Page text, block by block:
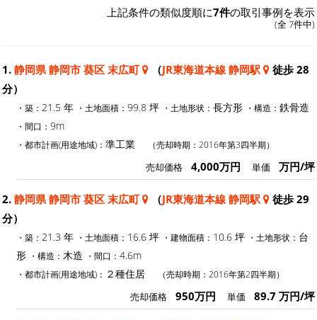
上記条件の類似度順に7件の取引事例を表示
(全 7件中)
1. 静岡県 静岡市 葵区 末広町 （JR東海道本線 静岡駅
徒歩 28
分）
・築： 21.5 年 ・土地面積： 99.8 坪 ・土地形状： 長方形 ・構造： 鉄骨造
・間口： 9m
・都市計画(用途地域)： 準工業 （売却時期：2016年第3四半期）
売却価格 4,000万円 単価 万円/坪
2. 静岡県 静岡市 葵区 末広町 （JR東海道本線 静岡駅
徒歩 29
分）
・築： 21.3 年 ・土地面積： 16.6 坪 ・建物面積： 10.6 坪 ・土地形状： 台
形 ・構造： 木造 ・間口： 4.6m
・都市計画(用途地域)： ２種住居 （売却時期：2016年第2四半期）
売却価格 950万円 単価 89.7 万円/坪